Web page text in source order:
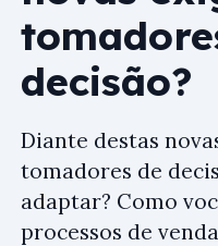
decisão?
Diante destas
tomadores de
adaptar? Como
processos de